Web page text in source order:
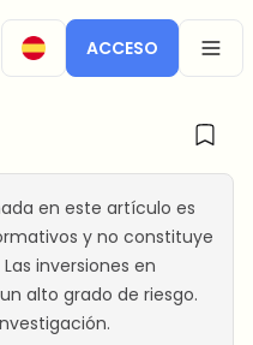
ACCESO
en este artículo es
y no constituye
inversiones en
alto grado de riesgo.